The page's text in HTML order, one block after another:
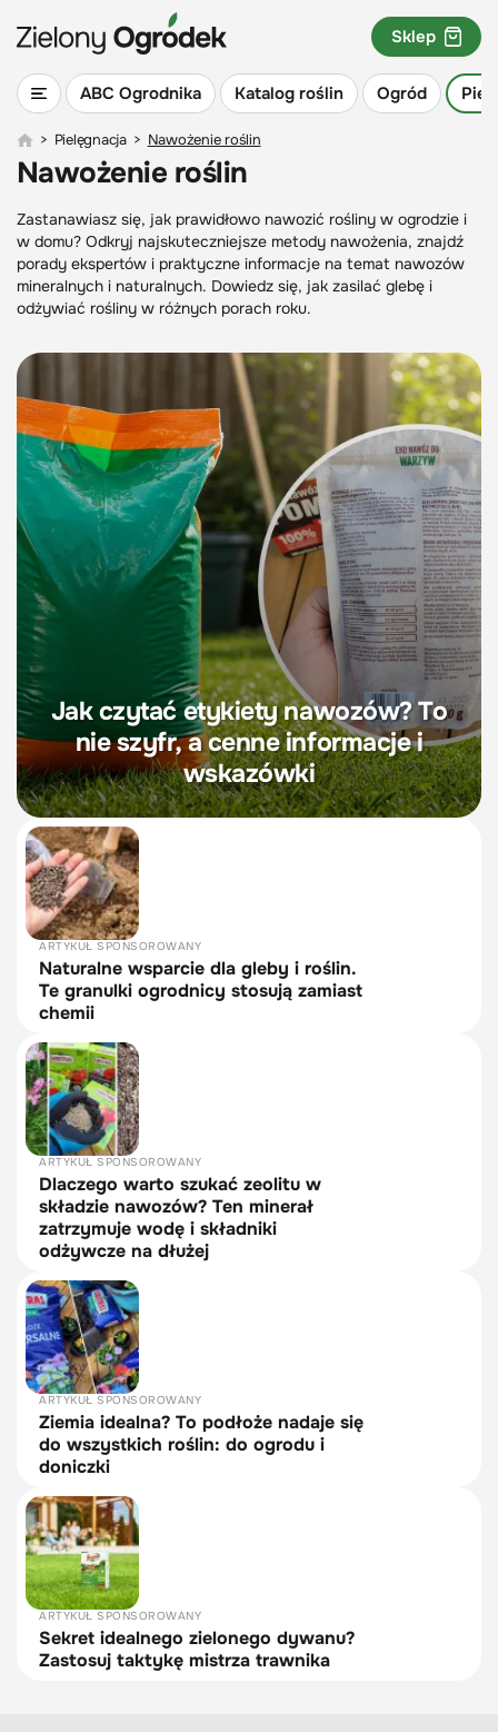
ABC Ogrodnika Katalog roślin Ogród
Sklep
> Pielęgnacja > Nawożenie roślin
Nawożenie roślin
Zastanawiasz się, jak prawidłowo nawozić rośliny w ogrodzie i
w domu? Odkryj najskuteczniejsze metody nawożenia, znajdź
porady ekspertów i praktyczne informacje na temat nawozów
mineralnych i naturalnych. Dowiedz się, jak zasilać glebę i
odżywiać rośliny w różnych porach roku.
Jak czytać etykiety nawozów? To
nie szyfr, a cenne informacje i
wskazówki
ARTYKUŁ SPONSOROWANY
Naturalne wsparcie dla gleby i roślin.
Te granulki ogrodnicy stosują zamiast
chemii
ARTYKUŁ SPONSOROWANY
Dlaczego warto szukać zeolitu w
składzie nawozów? Ten minerał
zatrzymuje wodę i składniki
odżywcze na dłużej
ARTYKUŁ SPONSOROWANY
Ziemia idealna? To podłoże nadaje się
do wszystkich roślin: do ogrodu i
doniczki
ARTYKUŁ SPONSOROWANY
Sekret idealnego zielonego dywanu?
Zastosuj taktykę mistrza trawnika